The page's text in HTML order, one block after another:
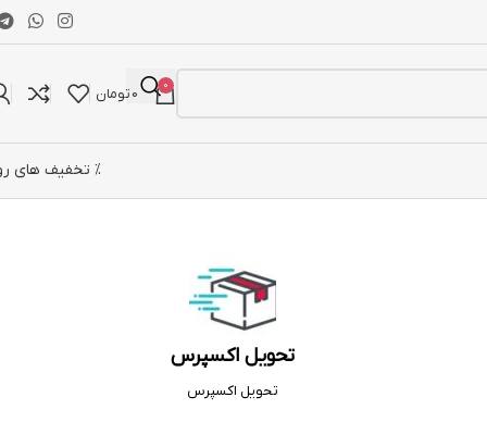
0
0تومان
% تخفیف های
تحویل اکسپرس
تحویل اکسپرس